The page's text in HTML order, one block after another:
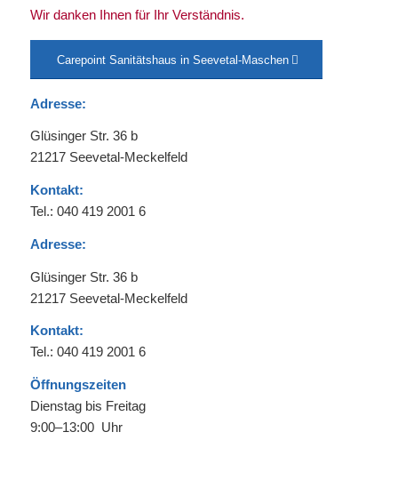
Wir danken Ihnen für Ihr Verständnis.
Carepoint Sanitätshaus in Seevetal-Maschen
Adresse:
Glüsinger Str. 36 b
21217 Seevetal-Meckelfeld
Kontakt:
Tel.: 040 419 2001 6
Adresse:
Glüsinger Str. 36 b
21217 Seevetal-Meckelfeld
Kontakt:
Tel.: 040 419 2001 6
Öffnungszeiten
Dienstag bis Freitag
9:00–13:00 Uhr